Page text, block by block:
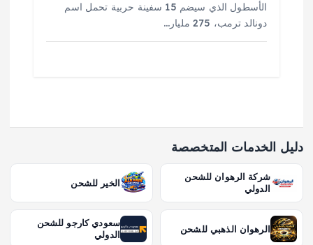
الأسطول الذي سيضم 15 سفينة حربية تحمل اسم
دونالد ترمب، 275 مليار…
دليل الخدمات المتخصصة
شركة الرهوان للشحن
الدولي
الخير للشحن
الرهوان الذهبي للشحن
سعودي كارجو للشحن
الدولي